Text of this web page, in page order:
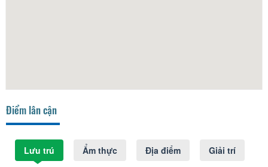
Điểm lân cận
Lưu trú Ẩm thực Địa điểm Giải trí